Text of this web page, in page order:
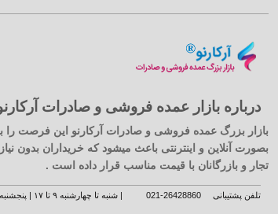
درباره بازار عمده فروشی و صادرات
بازار بزرگ عمده فروشی و صادرات آرکارنو این فرصت را
بصورت آنلاین و اینترنتی باعث میشود که خریداران بدون
تجار و بازرگانان با قیمت مناسب قرار داده است .
تلفن پشتیبانی 26428860-021 | شنبه تا چهارشنبه ۹ تا ۱۷ | پنجشنبه ۹ تا ۱۳